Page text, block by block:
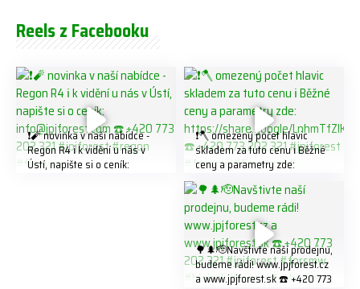
Reels z Facebooku
❗️🧨 novinka v naší nabídce -
Regon R4 ℹ️ k vidění u nás v
Ústí, napište si o ceník:
❗️🪓 omezený počet hlavic
skladem za tuto cenu ℹ️ Běžné
ceny a parametry zde:
K8W5t7i6o ☎️ +420 773 202
321 #jpjforest #forsmw
#firewood #
🌳🌲🫡Navštivte naší prodejnu,
budeme rádi! www.jpjforest.cz
a www.jpjforest.sk ☎️ +420 773